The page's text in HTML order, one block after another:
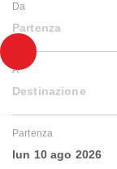
Da
Partenza
A
Destinazione
Partenza
lun 10 ago 2026